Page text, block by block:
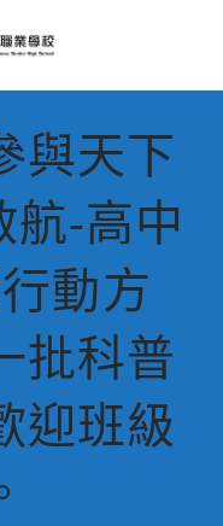
與天下
-高中
動方
批科普
迎班級